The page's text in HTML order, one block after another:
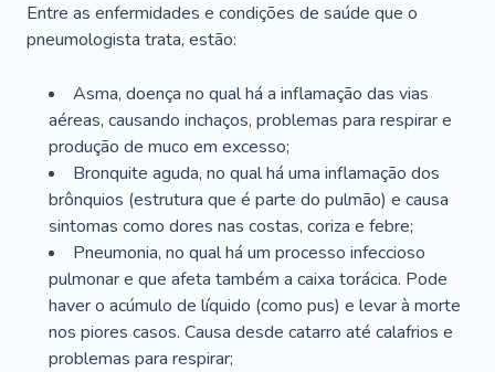
Entre as enfermidades e condições de saúde que o
pneumologista trata, estão:
Asma, doença no qual há a inflamação das vias
aéreas, causando inchaços, problemas para respirar e
produção de muco em excesso;
Bronquite aguda, no qual há uma inflamação dos
brônquios (estrutura que é parte do pulmão) e causa
sintomas como dores nas costas, coriza e febre;
Pneumonia, no qual há um processo infeccioso
pulmonar e que afeta também a caixa torácica. Pode
haver o acúmulo de líquido (como pus) e levar à morte
nos piores casos. Causa desde catarro até calafrios e
problemas para respirar;